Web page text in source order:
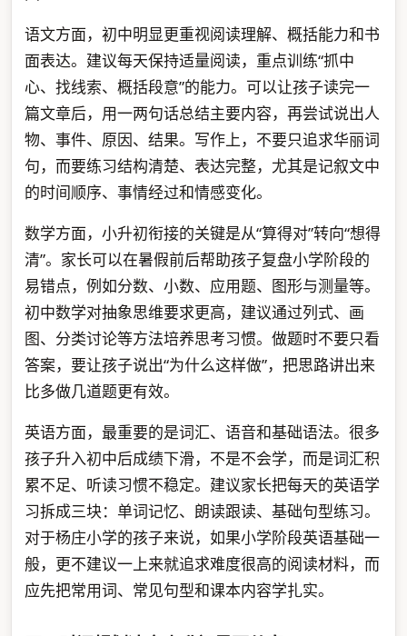
语文方面，初中明显更重视阅读理解、概括能力和书
面表达。建议每天保持适量阅读，重点训练“抓中
心、找线索、概括段意”的能力。可以让孩子读完一
篇文章后，用一两句话总结主要内容，再尝试说出人
物、事件、原因、结果。写作上，不要只追求华丽词
句，而要练习结构清楚、表达完整，尤其是记叙文中
的时间顺序、事情经过和情感变化。
数学方面，小升初衔接的关键是从“算得对”转向“想得
清”。家长可以在暑假前后帮助孩子复盘小学阶段的
易错点，例如分数、小数、应用题、图形与测量等。
初中数学对抽象思维要求更高，建议通过列式、画
图、分类讨论等方法培养思考习惯。做题时不要只看
答案，要让孩子说出“为什么这样做”，把思路讲出来
比多做几道题更有效。
英语方面，最重要的是词汇、语音和基础语法。很多
孩子升入初中后成绩下滑，不是不会学，而是词汇积
累不足、听读习惯不稳定。建议家长把每天的英语学
习拆成三块：单词记忆、朗读跟读、基础句型练习。
对于杨庄小学的孩子来说，如果小学阶段英语基础一
般，更不建议一上来就追求难度很高的阅读材料，而
应先把常用词、常见句型和课本内容学扎实。